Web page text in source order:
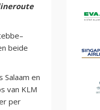
beide
en
van KLM
per